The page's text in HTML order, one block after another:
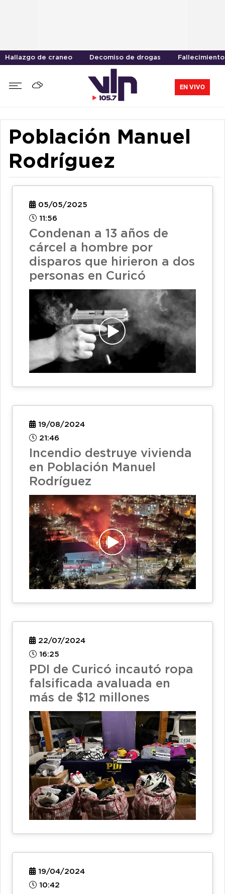
Hallazgo de craneo Decomiso de drogas Fallecimiento
EN VIVO
Población Manuel
Rodríguez
05/05/2025
11:56
Condenan a 13 años de
cárcel a hombre por
disparos que hirieron a dos
personas en Curicó
19/08/2024
21:46
Incendio destruye vivienda
en Población Manuel
Rodríguez
22/07/2024
16:25
PDI de Curicó incautó ropa
falsificada avaluada en
más de $12 millones
19/04/2024
10:42